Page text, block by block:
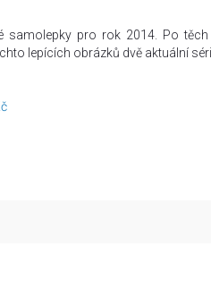
samolepky pro rok 2014. Po
lepících obrázků dvě aktuální